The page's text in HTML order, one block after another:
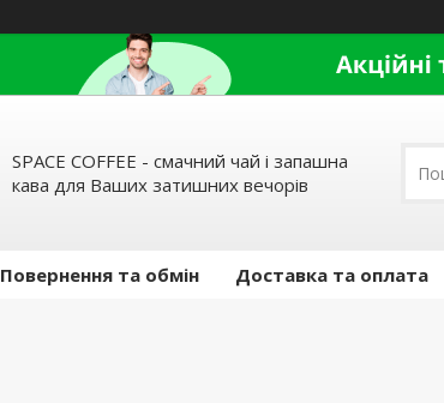
SPACE COFFEE - смачний чай і запашна
кава для Ваших затишних вечорів
Повернення та обмін Доставка та оплата